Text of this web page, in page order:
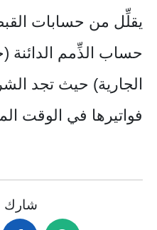
يقلِّل من حسابات
حساب الذِّمم الدائنة
الجارية) حيث تجد
فواتيرها في الوقت
شارك